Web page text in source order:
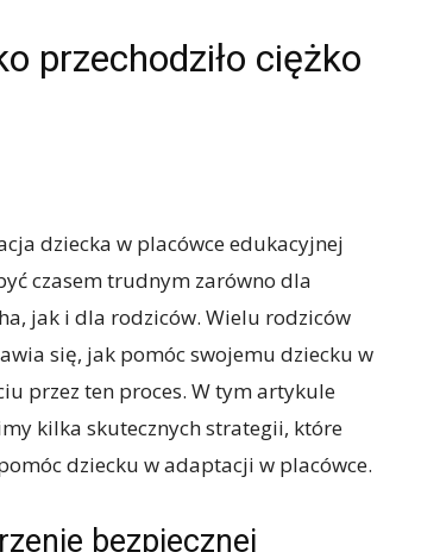
przechodziło ciężko
dziecka w placówce edukacyjnej
czasem trudnym zarówno dla
jak i dla rodziców. Wielu rodziców
się, jak pomóc swojemu dziecku w
przez ten proces. W tym artykule
kilka skutecznych strategii, które
dziecku w adaptacji w placówce.
bezpiecznej